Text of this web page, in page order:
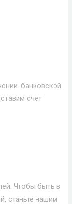
банковской
счет
Чтобы быть в
станьте нашим